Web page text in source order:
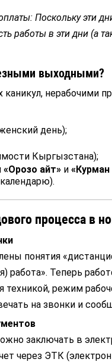
Поскольку эти
работы в эти дни (а
выходными?
каникул, нерабочими
день);
Кыргызстана);
«Орозо айт» и «Курман
процесса в
понятия
работа». Теперь
техникой, режим
на звонки и
заключать в
через ЭТК